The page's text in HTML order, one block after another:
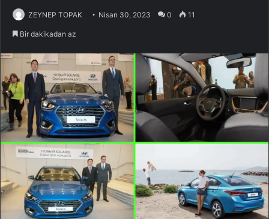
ZEYNEP TOPAK Nisan 30, 2023 0 11
Bir dakikadan az